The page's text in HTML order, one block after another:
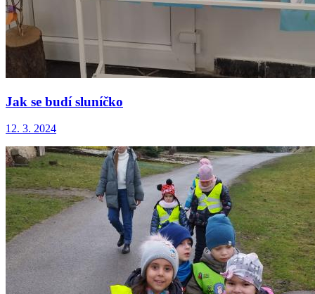
Jak se budí sluníčko
12. 3. 2024